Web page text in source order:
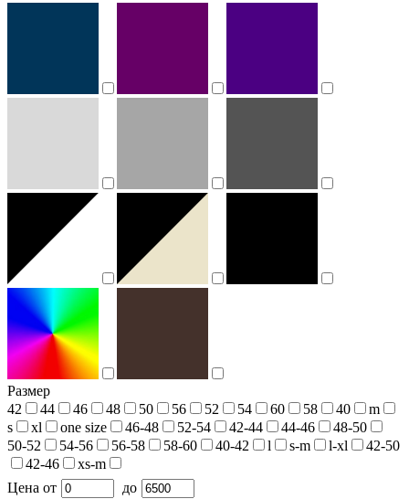
Размер
42
44 46 48 50 56 52 54 60 58 40
m
s
xl one size 46-48 52-54 42-44 44-46
48-50
50-52
54-56 56-58 58-60 40-42 l s-m l-xl
42-50
42-46
xs-m
Цена от до